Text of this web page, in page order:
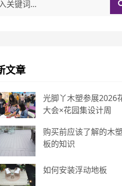
文章
光脚丫木塑参展2026
大会×花园集设计周
购买前应该了解的木
板的知识
如何安装浮动地板